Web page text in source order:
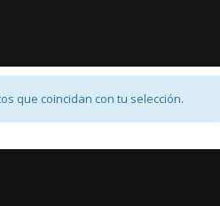
que coincidan con tu selección.